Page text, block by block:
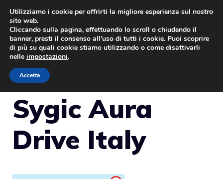
Vai
contenuto
Sygic Aura
Drive Italy
Utilizziamo i cookie per offrirti la migliore esperienza sul nostro
sito web.
Cliccando sulla pagina, effettuando lo scroll o chiudendo il
banner, presti il consenso all’uso di tutti i cookie. Puoi scoprire
di più su quali cookie stiamo utilizzando o come disattivarli
nelle impostazioni.
Accetta